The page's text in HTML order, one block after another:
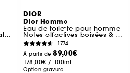
Eau de Parfum Notes Florales Fruitées
DIOR
Dior Homme
Eau de toilette pour homme
Notes olfactives boisées & chyprées
1774
À partir de89,00€
178,00€ / 100ml
Option gravure